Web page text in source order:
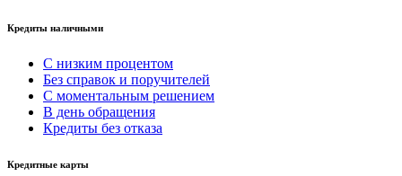
Кредиты наличными
С низким процентом
Без справок и поручителей
С моментальным решением
В день обращения
Кредиты без отказа
Кредитные карты